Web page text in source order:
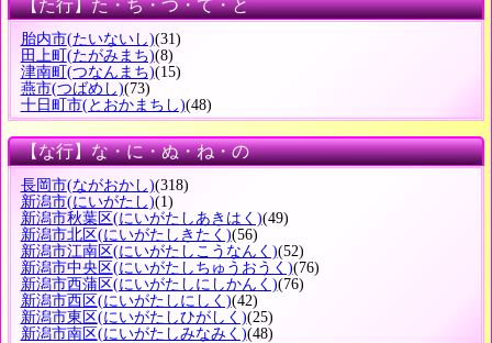
【た行】た・ち・つ・て・と
胎内市(たいないし)(31)
田上町 (たがみまち)(8)
津南町 (つなんまち)(15)
燕市(つばめし)(73)
十日町市(とおかまちし)(48)
【な行】な・に・ぬ・ね・の
長岡市(ながおかし)(318)
新潟市(にいがたし)(1)
新潟市秋葉区(にいがたしあきはく)(49)
新潟市北区(にいがたしきたく)(56)
新潟市江南区(にいがたしこうなんく)(52)
新潟市中央区(にいがたしちゅうおうく)(76)
新潟市西蒲区(にいがたしにしかんく)(76)
新潟市西区(にいがたしにしく)(42)
新潟市東区(にいがたしひがしく)(25)
新潟市南区(にいがたしみなみく)(48)